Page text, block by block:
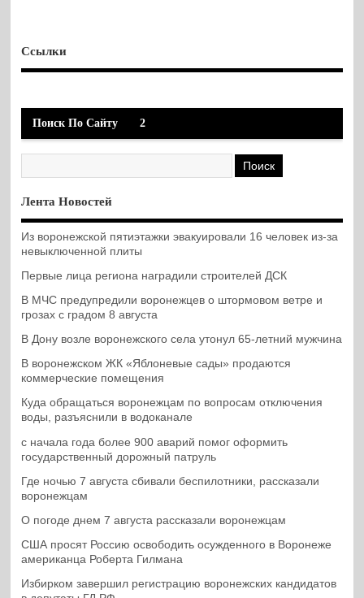
Ссылки
Поиск По Сайту 2
Лента Новостей
Из воронежской пятиэтажки эвакуировали 16 человек из-за
невыключенной плиты
Первые лица региона наградили строителей ДСК
В МЧС предупредили воронежцев о штормовом ветре и
грозах с градом 8 августа
В Дону возле воронежского села утонул 65-летний мужчина
В воронежском ЖК «Яблоневые сады» продаются
коммерческие помещения
Куда обращаться воронежцам по вопросам отключения
воды, разъяснили в водоканале
с начала года более 900 аварий помог оформить
государственный дорожный патруль
Где ночью 7 августа сбивали беспилотники, рассказали
воронежцам
О погоде днем 7 августа рассказали воронежцам
США просят Россию освободить осужденного в Воронеже
американца Роберта Гилмана
Избирком завершил регистрацию воронежских кандидатов